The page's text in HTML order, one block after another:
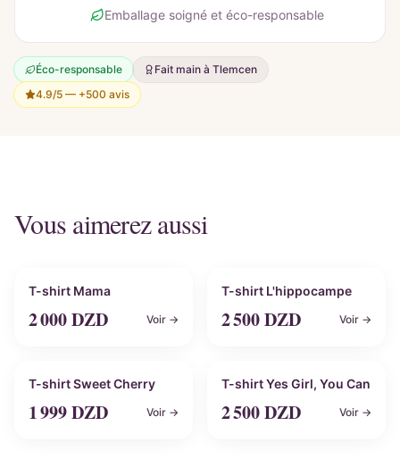
Emballage soigné et éco-responsable
Éco-responsable
Fait main à Tlemcen
4.9/5 — +500 avis
Vous aimerez aussi
Personnalisable
T-shirt Mama
2 000DZD Voir →
Personnalisable
T-shirt L'hippocampe
2 500DZD Voir →
Personnalisable
T-shirt Sweet Cherry
1 999DZD Voir →
Personnalisable
T-shirt Yes Girl, You Can
2 500DZD Voir →